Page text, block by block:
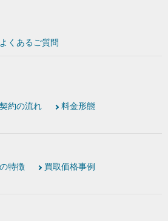
よくあるご質問
契約の流れ
料金形態
特徴
買取価格事例